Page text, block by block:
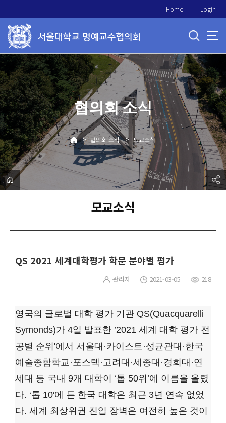
로
메
뉴
Home Login
협의회 소식
> 협의회 소식 > 모교소식
모교소식
QS 2021 세계대학평가 학문 분야별 평가
관리자 2021-03-05 218
영국의 글로벌 대학 평가 기관 QS(Quacquarelli
Symonds)가 4일 발표한 ’2021 세계 대학 평가 전
공별 순위'에서 서울대·카이스트·성균관대·한국
예술종합학교·포스텍·고려대·세종대·경희대·연
세대 등 국내 9개 대학이 ‘톱 50위’에 이름을 올렸
다. ‘톱 10′에 든 한국 대학은 최근 3년 연속 없었
다. 세계 최상위권 진입 장벽은 여전히 높은 것이